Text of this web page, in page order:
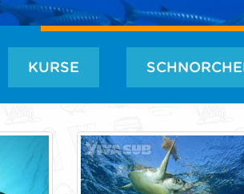
KURSE